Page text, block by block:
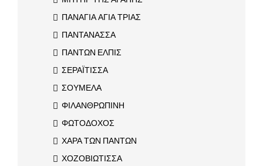
ΠΑΝΑΓΙΑ ΑΓΙΑ ΤΡΙΑΣ
ΠΑΝΤΑΝΑΣΣΑ
ΠΑΝΤΩΝ ΕΛΠΙΣ
ΣΕΡΑΪΤΙΣΣΑ
ΣΟΥΜΕΛΑ
ΦΙΛΑΝΘΡΩΠΙΝΗ
ΦΩΤΟΔΟΧΟΣ
ΧΑΡΑ ΤΩΝ ΠΑΝΤΩΝ
ΧΟΖΟΒΙΩΤΙΣΣΑ